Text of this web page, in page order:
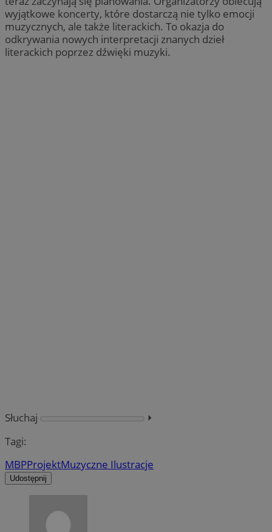
wyjątkowe koncerty, które dostarczą nie tylko emocji
muzycznych, ale także literackich. To okazja do
odkrywania nowych interpretacji znanych dzieł
literackich poprzez dźwięki muzyki.
Słuchaj
⏵︎
Tagi:
MBPProjektMuzyczne Ilustracje
Udostępnij